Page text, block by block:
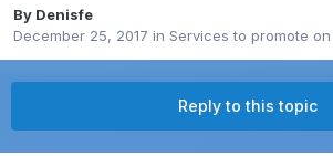
By Denisfe
December 25, 2017 in Services to promote
Reply to this topic